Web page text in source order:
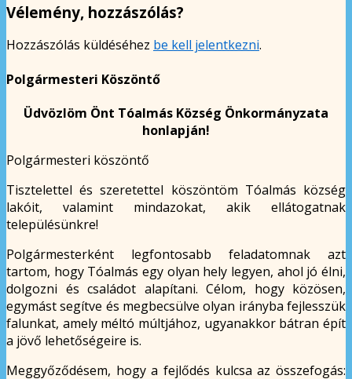
Vélemény, hozzászólás?
Hozzászólás küldéséhez be kell jelentkezni.
Polgármesteri Köszöntő
Üdvözlöm Önt Tóalmás Község Önkormányzata
honlapján!
Polgármesteri köszöntő
Tisztelettel és szeretettel köszöntöm Tóalmás község
lakóit, valamint mindazokat, akik ellátogatnak
településünkre!
Polgármesterként legfontosabb feladatomnak azt
tartom, hogy Tóalmás egy olyan hely legyen, ahol jó élni,
dolgozni és családot alapítani. Célom, hogy közösen,
egymást segítve és megbecsülve olyan irányba fejlesszük
falunkat, amely méltó múltjához, ugyanakkor bátran épít
a jövő lehetőségeire is.
Meggyőződésem, hogy a fejlődés kulcsa az összefogás: